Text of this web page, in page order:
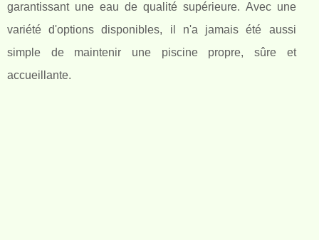
garantissant une eau de qualité supérieure. Avec une
variété d'options disponibles, il n'a jamais été aussi
simple de maintenir une piscine propre, sûre et
accueillante.